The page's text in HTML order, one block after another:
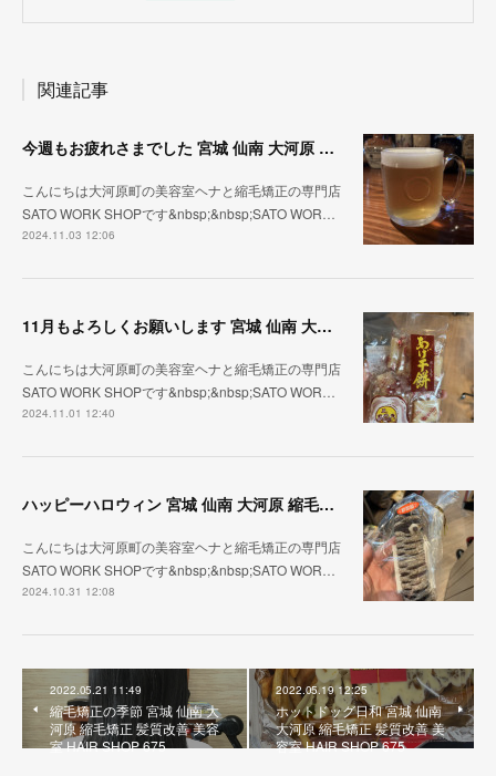
関連記事
今週もお疲れさまでした 宮城 仙南 大河原 縮毛矯正 髪質改善 ヘナ 美容室 SATO WORK SHOP
こんにちは大河原町の美容室ヘナと縮毛矯正の専門店
SATO WORK SHOPです&nbsp;&nbsp;SATO WOR…
2024.11.03 12:06
11月もよろしくお願いします 宮城 仙南 大河原 縮毛矯正 髪質改善 ヘナ 美容室 SATO WORK SHOP
こんにちは大河原町の美容室ヘナと縮毛矯正の専門店
SATO WORK SHOPです&nbsp;&nbsp;SATO WOR…
2024.11.01 12:40
ハッピーハロウィン 宮城 仙南 大河原 縮毛矯正 髪質改善 ヘナ 美容室 SATO WORK SHOP
こんにちは大河原町の美容室ヘナと縮毛矯正の専門店
SATO WORK SHOPです&nbsp;&nbsp;SATO WOR…
2024.10.31 12:08
2022.05.21 11:49
縮毛矯正の季節 宮城 仙南 大
河原 縮毛矯正 髪質改善 美容
室 HAIR SHOP 675
2022.05.19 12:25
ホットドッグ日和 宮城 仙南
大河原 縮毛矯正 髪質改善 美
容室 HAIR SHOP 675